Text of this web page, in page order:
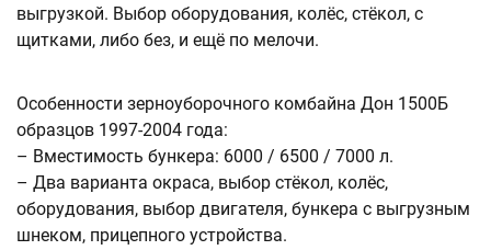
выгрузкой. Выбор оборудования, колёс, стёкол, с
щитками, либо без, и ещё по мелочи.
Особенности зерноуборочного комбайна Дон 1500Б
образцов 1997-2004 года:
– Вместимость бункера: 6000 / 6500 / 7000 л.
– Два варианта окраса, выбор стёкол, колёс,
оборудования, выбор двигателя, бункера с выгрузным
шнеком, прицепного устройства.